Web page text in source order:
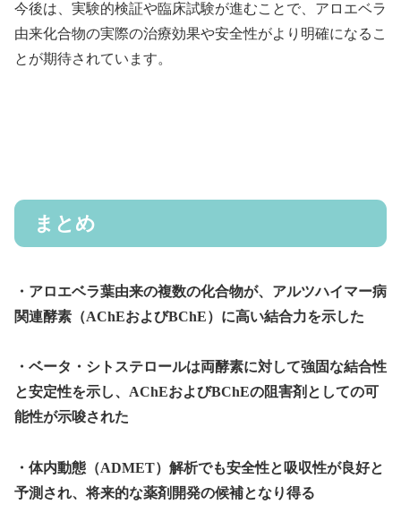
今後は、実験的検証や臨床試験が進むことで、アロエベラ
由来化合物の実際の治療効果や安全性がより明確になるこ
とが期待されています。
まとめ
・アロエベラ葉由来の複数の化合物が、アルツハイマー病
関連酵素（AChEおよびBChE）に高い結合力を示した
・ベータ・シトステロールは両酵素に対して強固な結合性
と安定性を示し、AChEおよびBChEの阻害剤としての可
能性が示唆された
・体内動態（ADMET）解析でも安全性と吸収性が良好と
予測され、将来的な薬剤開発の候補となり得る